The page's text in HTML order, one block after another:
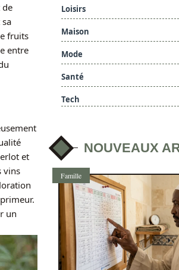
de
fruits
entre
et
vins
un
Loisirs
Maison
Mode
Santé
Tech
NOUVEAUX
Famille